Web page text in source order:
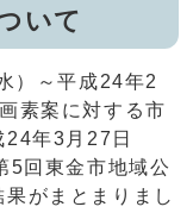
いて
）～平成24年2
素案に対する市
24年3月27日
5回東金市地域公
がまとまりまし